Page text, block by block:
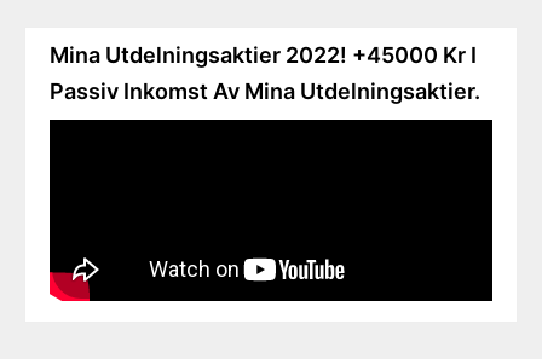
Mina Utdelningsaktier 2022! +45000 Kr I
Passiv Inkomst Av Mina Utdelningsaktier.